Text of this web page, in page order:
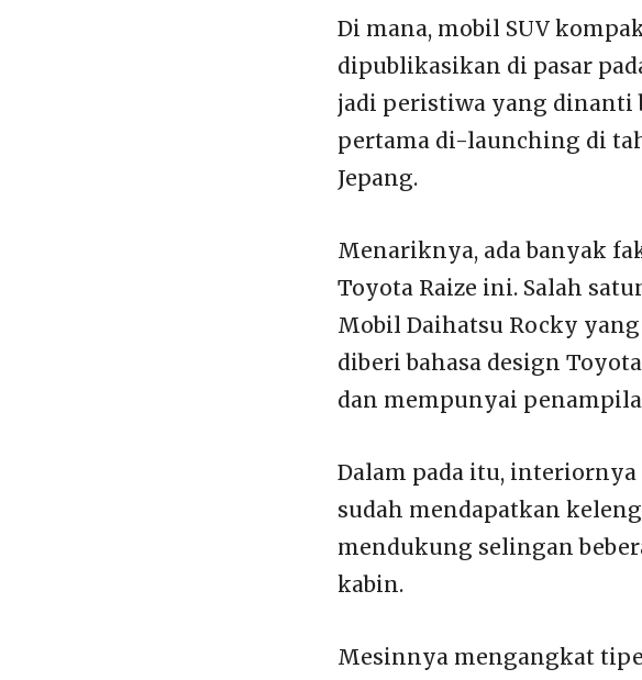
Di mana, mobil SUV
dipublikasikan di pasar
jadi peristiwa yang dinanti
pertama di-launching di
Jepang.
Menariknya, ada banyak
Toyota Raize ini. Salah
Mobil Daihatsu Rocky
diberi bahasa design
dan mempunyai
Dalam pada itu,
sudah mendapatkan
mendukung selingan
kabin.
Mesinnya mengangkat tipe